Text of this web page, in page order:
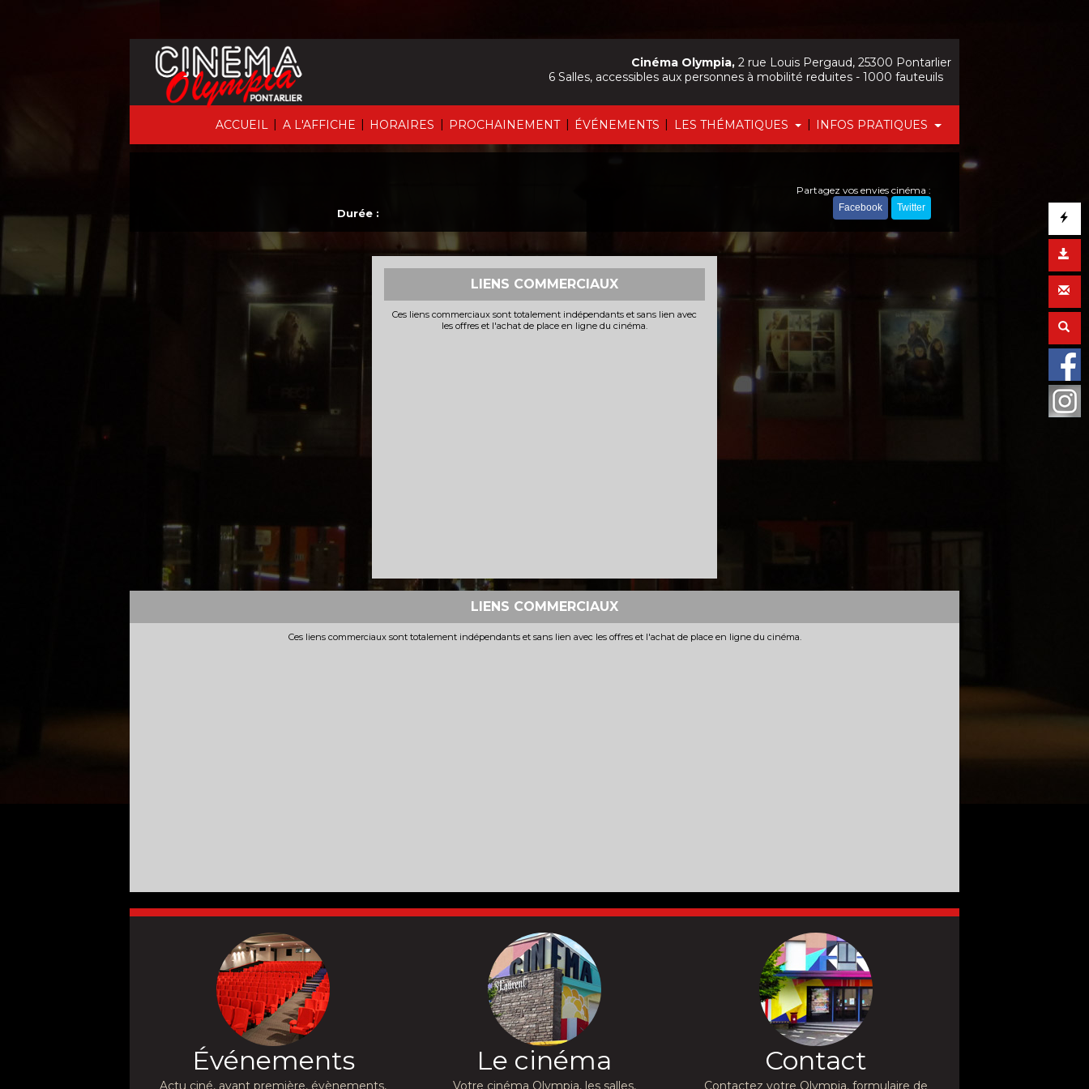
ACCUEIL | A L'AFFICHE | HORAIRES | PROCHAINEMENT | ÉVÉNEMENTS | LES THÉMATIQUES | INFOS PRATIQUES
Cinéma Olympia, 2 rue Louis Pergaud, 25300 Pontarlier
6 Salles, accessibles aux personnes à mobilité reduites - 1000 fauteuils
Durée :
Partagez vos envies cinéma :
Facebook Twitter
LIENS COMMERCIAUX
Ces liens commerciaux sont totalement indépendants et sans lien avec
les offres et l'achat de place en ligne du cinéma.
LIENS COMMERCIAUX
Ces liens commerciaux sont totalement indépendants et sans lien avec les offres et l'achat de place en ligne du cinéma.
Événements
Actu ciné, avant première, évènements,
Le cinéma
Votre cinéma Olympia, les salles,
Contact
Contactez votre Olympia, formulaire de